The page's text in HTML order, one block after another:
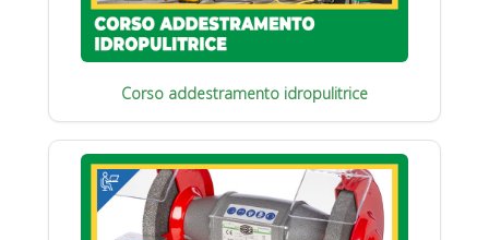
Corso addestramento idropulitrice